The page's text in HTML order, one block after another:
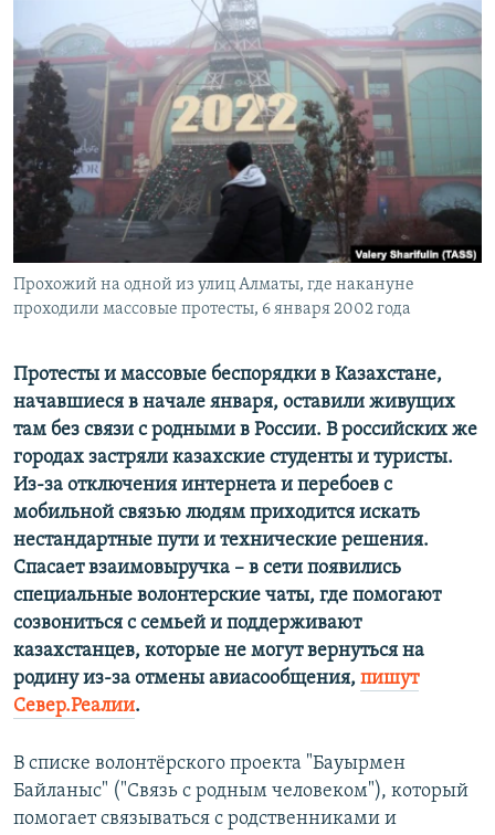
ТЕЛЕПРОЕКТ КРЫМ.РЕАЛИИ
СОВЕТЫ ПРАВОЗАЩИТНИКОВ
ПРОПАВШИЕ БЕЗ ВЕСТИ
ПОБЕДИТЕЛЕЙ НЕ СУДЯТ?
КРЫМ.НЕПОКОРЕННЫЙ
ELIFBE
УКРАИНСКАЯ ПРОБЛЕМА КРЫМА
Українською
Qırımtatar
ПРИСОЕДИНЯЙТЕСЬ!
Все сайты RFE/RL
Прохожий на одной из улиц Алматы, где накануне
проходили массовые протесты, 6 января 2002 года
Протесты и массовые беспорядки в Казахстане,
начавшиеся в начале января, оставили живущих
там без связи с родными в России. В российских же
городах застряли казахские студенты и туристы.
Из-за отключения интернета и перебоев с
мобильной связью людям приходится искать
нестандартные пути и технические решения.
Спасает взаимовыручка – в сети появились
специальные волонтерские чаты, где помогают
созвониться с семьей и поддерживают
казахстанцев, которые не могут вернуться на
родину из-за отмены авиасообщения, пишут
Север.Реалии.
В списке волонтёрского проекта "Бауырмен
Байланыс" ("Связь с родным человеком"), который
помогает связываться с родственниками и